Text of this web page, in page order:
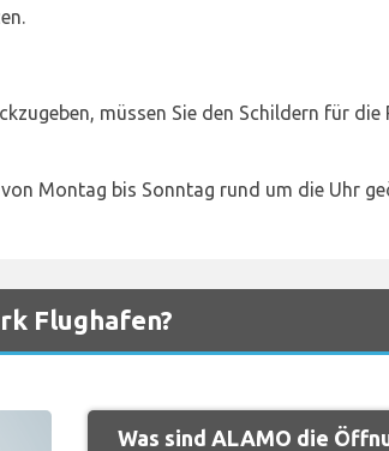
müssen Sie den Schildern für die
Montag bis Sonntag rund um die Uhr
Flughafen?
Was sind ALAMO die